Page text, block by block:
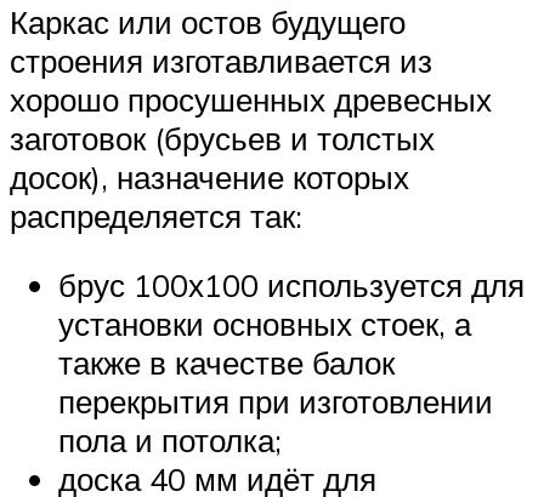
Каркас или остов будущего
строения изготавливается из
хорошо просушенных древесных
заготовок (брусьев и толстых
досок), назначение которых
распределяется так:
брус 100х100 используется для
установки основных стоек, а
также в качестве балок
перекрытия при изготовлении
пола и потолка;
доска 40 мм идёт для